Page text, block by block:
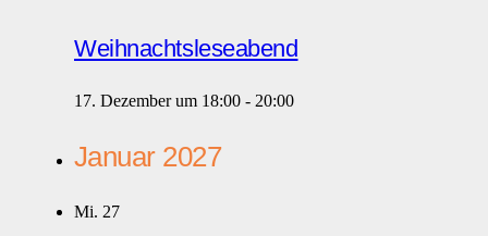
Weihnachtsleseabend
17. Dezember um 18:00 - 20:00
Januar 2027
Mi. 27